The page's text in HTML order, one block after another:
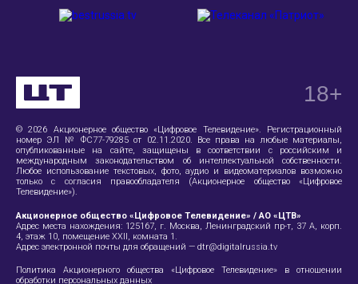
© 2026 Акционерное общество «Цифровое Телевидение». Регистрационный
номер ЭЛ № ФС77-79285 от 02.11.2020. Все права на любые материалы,
опубликованные на сайте, защищены в соответствии с российским и
международным законодательством об интеллектуальной собственности.
Любое использование текстовых, фото, аудио и видеоматериалов возможно
только с согласия правообладателя (Акционерное общество «Цифровое
Телевидение»).
Акционерное общество «Цифровое Телевидение» / АО «ЦТВ»
Адрес места нахождения: 125167, г. Москва, Ленинградский пр-т, 37 А , корп.
4, этаж 10, помещение XXII, комната 1.
Адрес электронной почты для обращений — dtr@digitalrussia.tv
Политика Акционерного общества «Цифровое Телевидение» в отношении
обработки персональных данных
18+